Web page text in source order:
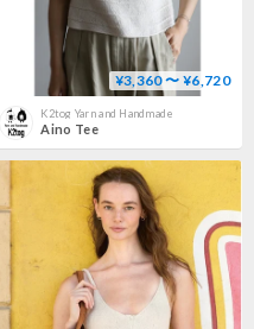
¥3,360 〜 ¥6,720
K2tog Yarn and Handmade
Aino Tee